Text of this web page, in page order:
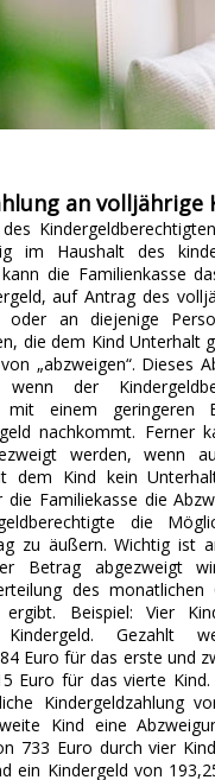
an volljährige
im Haushalt des
die Familienkasse
auf Antrag des
oder an diejenige
die dem Kind Unterhalt
„abzweigen“. Dieses
der
mit einem geringeren
nachkommt. Ferner
werden, wenn
dem Kind kein
die Familiekasse die
die
zu äußern. Wichtig ist
Betrag abgezweigt
des monatlichen
Beispiel: Vier
Gezahlt
Euro für das erste und
Euro für das vierte
Kindergeldzahlung
Kind eine
733 Euro durch vier
ein Kindergeld von